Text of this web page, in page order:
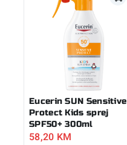
Eucerin SUN Sensitive
Protect Kids sprej
SPF50+ 300ml
58,20 KM